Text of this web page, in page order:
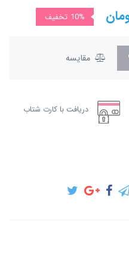
10% تخفیف
مقایسه
دریافت با کارت شتاب